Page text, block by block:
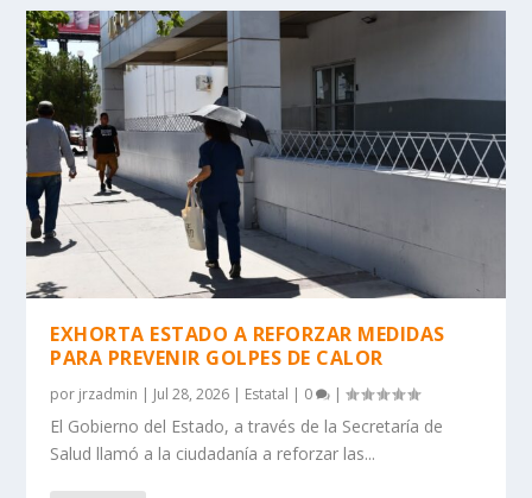
EXHORTA ESTADO A REFORZAR MEDIDAS
PARA PREVENIR GOLPES DE CALOR
por jrzadmin | Jul 28, 2026 | Estatal | 0 |
El Gobierno del Estado, a través de la Secretaría de
Salud llamó a la ciudadanía a reforzar las...